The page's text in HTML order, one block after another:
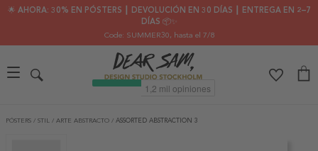
🌟 AHORA: 30% EN PÓSTERS ┃ DEVOLUCIÓN EN 30 DÍAS ┃ ENTREGA EN 2–7
DÍAS 📦✨
Code: SUMMER30, hasta el 7/8
PÓSTERS / STIL / ARTE ABSTRACTO / ASSORTED ABSTRACTION 3